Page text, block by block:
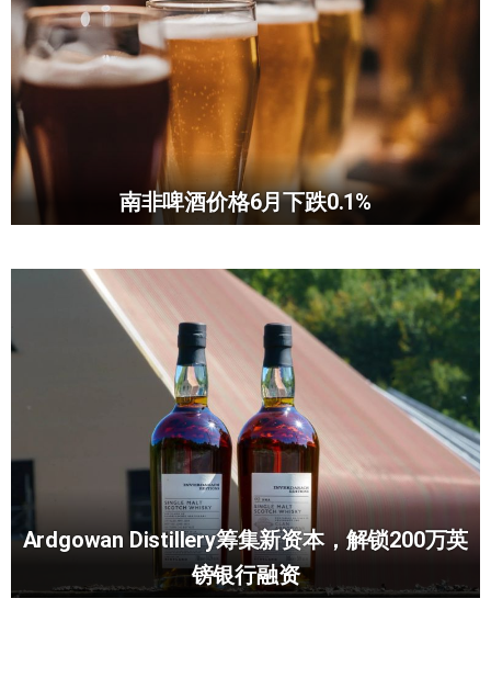
南非啤酒价格6月下跌0.1%
Ardgowan Distillery筹集新资本，解锁200万英
镑银行融资